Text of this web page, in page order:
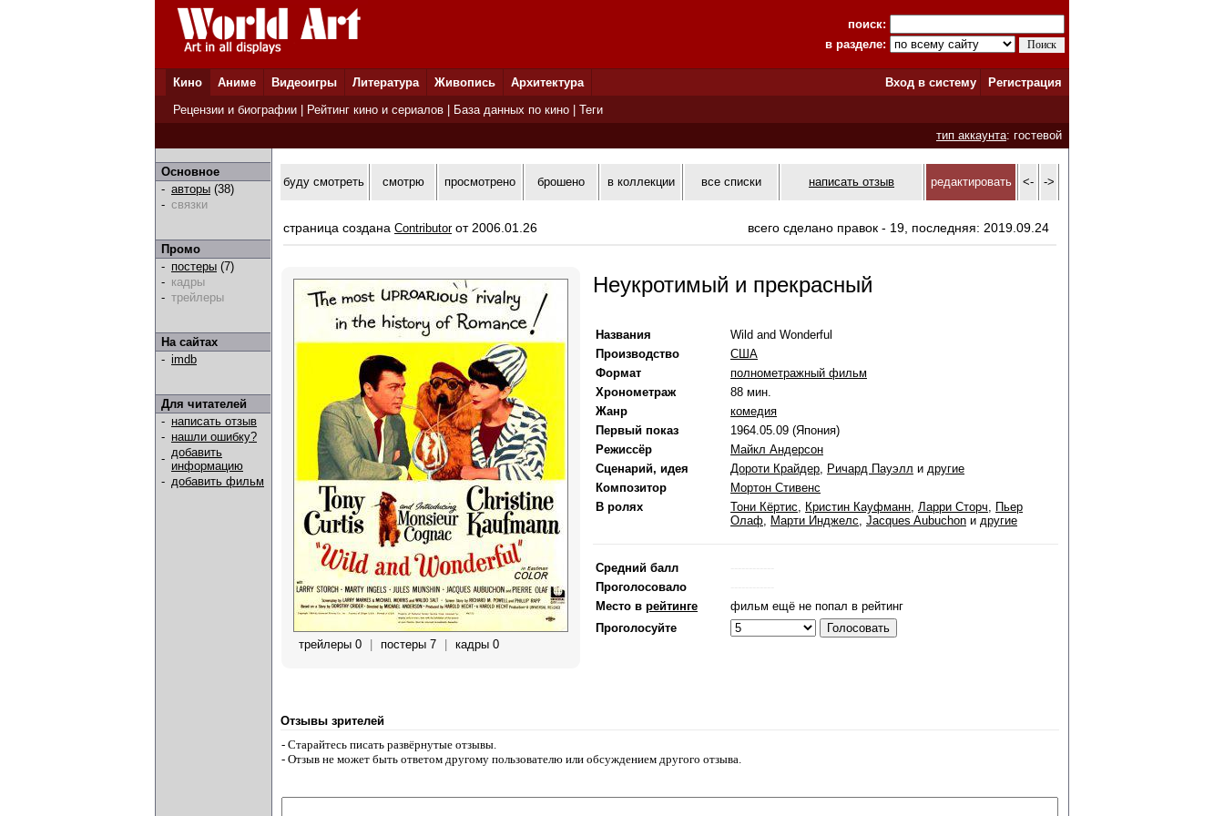
поиск:
в разделе:
Кино Аниме Видеоигры Литература Живопись Архитектура Вход в систему
Регистрация
Рецензии и биографии
Рейтинг кино и сериалов База данных по кино
Теги
тип аккаунта: гостевой
Основное
- авторы (38)
- связки
Промо
- постеры (7)
- кадры
- трейлеры
На сайтах
- imdb
Для читателей
- написать отзыв
- нашли ошибку?
- добавить
информацию
- добавить фильм
буду смотреть смотрю просмотрено брошено в коллекции все списки написать отзыв редактировать <- ->
страница создана Contributorот 2006.01.26 всего сделано правок - 19, последняя: 2019.09.24
трейлеры 0 постеры 7 кадры 0
Неукротимый и прекрасный
Названия
Wild and Wonderful
Производство
США
Формат
полнометражный фильм
Хронометраж
88 мин.
Жанр
комедия
Первый показ
1964.05.09 (Япония)
Режиссёр
Майкл Андерсон
Сценарий, идея
Дороти Крайдер, Ричард Пауэлл и другие
Композитор
Мортон Стивенс
В ролях
Тони Кёртис, Кристин Кауфманн, Ларри Сторч, Пьер
Олаф, Марти Инджелс, Jacques Aubuchon и другие
Средний балл
Проголосовало
Место в рейтинге
фильм ещё не попал в рейтинг
Проголосуйте
Отзывы зрителей
- Старайтесь писать развёрнутые отзывы.
- Отзыв не может быть ответом другому пользователю или обсуждением другого отзыва.